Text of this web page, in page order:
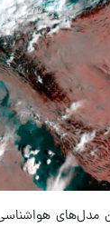
مدل‌های